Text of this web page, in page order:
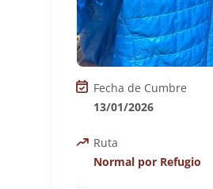
Fecha de Cumbre
13/01/2026
Ruta
Normal por Refugio